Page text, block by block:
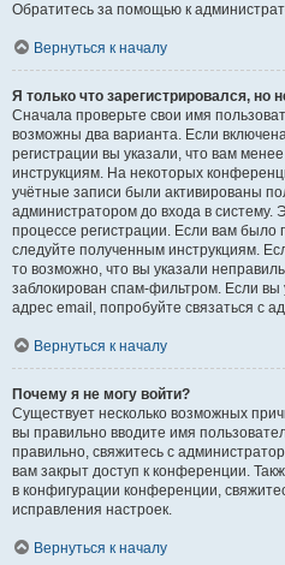
Обратитесь за помощью к
Вернуться к началу
Я только что зарегистрировался, но
Сначала проверьте свои имя
возможны два варианта. Если
регистрации вы указали, что вам
инструкциям. На некоторых
учётные записи были активированы
администратором до входа в
процессе регистрации. Если вам
следуйте полученным инструкциям.
то возможно, что вы указали
заблокирован спам-фильтром. Если
адрес email, попробуйте связаться с
Вернуться к началу
Почему я не могу войти?
Существует несколько возможных
вы правильно вводите имя
правильно, свяжитесь с
вам закрыт доступ к конференции.
в конфигурации конференции,
исправления настроек.
Вернуться к началу